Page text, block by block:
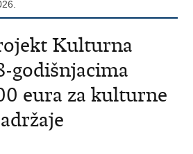
Kulturna
godišnjacima
eura za kulturne